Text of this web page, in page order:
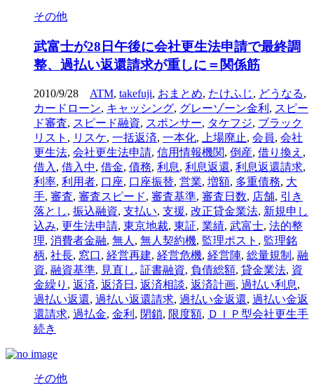
その他
武富士が28日午後に会社更生法申請で最終調
整、過払い返還請求が重しに＝関係筋
2010/9/28 ATM, takefuji, おまとめ, たけふじ, どうなる,
カードローン, キャッシング, グレーゾーン金利 , スピー
ド審査, スピード融資, スポンサー, タケフジ, ブラック
リスト , リスケ, 一括返済, 一本化, 上場廃止, 会員, 会社
更生法, 会社更生法申請, 信用情報機関, 倒産, 借り換え ,
借入 , 借入中, 借金, 債務, 利息, 利息返還, 利息返還請求,
利率, 利用者, 口座, 口座振替, 営業, 増額, 多重債務, 大
手, 審査, 審査スピード, 審査基準, 審査日数, 店舗, 引き
落とし, 振込融資, 支払い, 支援, 改正貸金業法, 新規申し
込み, 更生法申請, 東京地裁, 東証, 業績, 武富士, 法的整
理, 消費者金融, 無人 , 無人契約機, 監理ポスト , 監理銘
柄, 社長, 窓口, 経営再建, 経営危機, 経営陣, 総量規制 , 融
資, 融資基準, 見直し, 証書融資, 負債総額, 貸金業法, 資
金繰り , 返済, 返済日 , 返済相談, 返済計画, 過払い利息,
過払い返還, 過払い返還請求, 過払い金返還, 過払い金返
還請求, 過払金, 金利 , 閉鎖, 限度額, ＤＩＰ型会社更生手
続き
その他